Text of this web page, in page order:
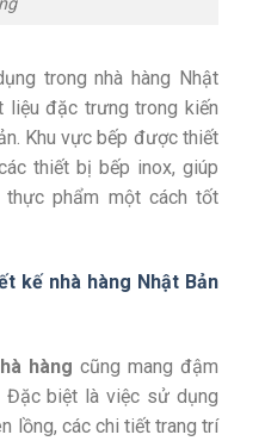
trong nhà hàng Nhật
đặc trưng trong kiến
Khu vực bếp được thiết
thiết bị bếp inox, giúp
phẩm một cách tốt
kế nhà hàng Nhật Bản
hàng cũng mang đậm
Đặc biệt là việc sử dụng
lồng, các chi tiết trang trí